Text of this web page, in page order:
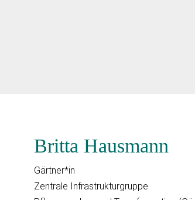
Britta Hausmann
Gärtner*in
Zentrale Infrastrukturgruppe